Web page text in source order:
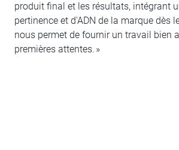
produit final et les résultats, intégrant
pertinence et d'ADN de la marque dès
nous permet de fournir un travail bien
premières attentes. »